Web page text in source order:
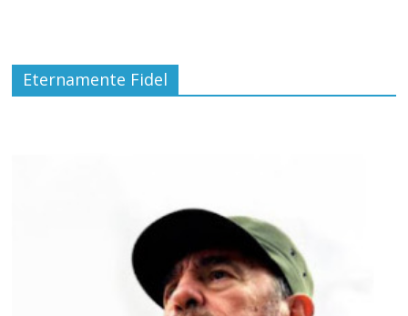
Eternamente Fidel